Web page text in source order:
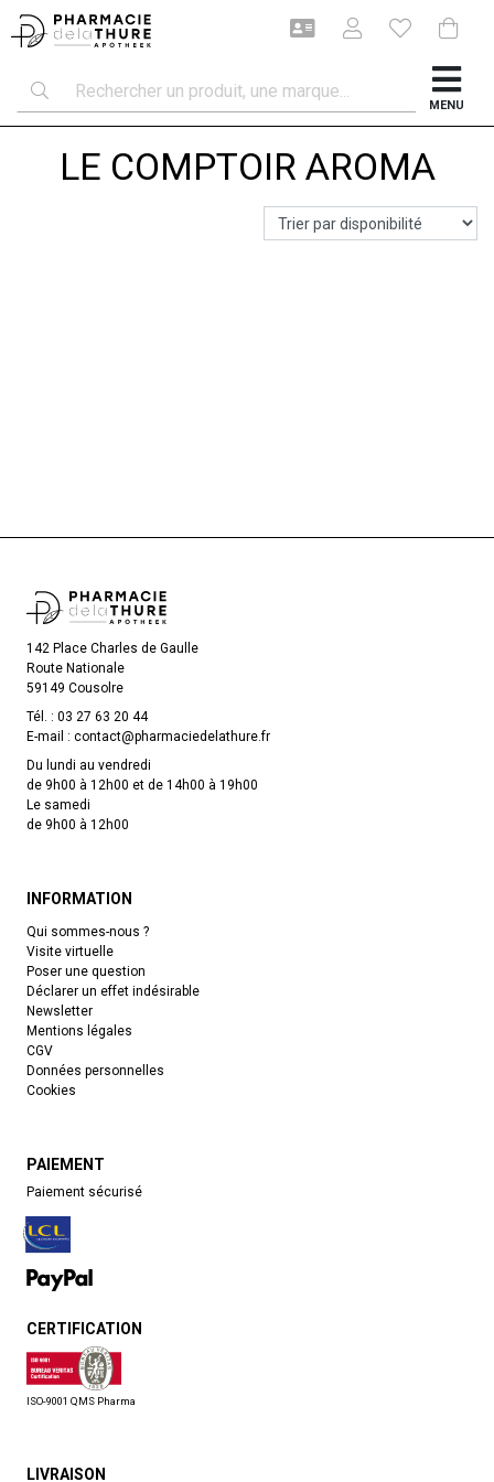
MENU
LE COMPTOIR AROMA
142 Place Charles de Gaulle
Route Nationale
59149 Cousolre
Tél. : 03 27 63 20 44
E-mail : contact@pharmaciedelathure.fr
Du lundi au vendredi
de 9h00 à 12h00 et de 14h00 à 19h00
Le samedi
de 9h00 à 12h00
INFORMATION
Qui sommes-nous ?
Visite virtuelle
Poser une question
Déclarer un effet indésirable
Newsletter
Mentions légales
CGV
Données personnelles
Cookies
PAIEMENT
Paiement sécurisé
CERTIFICATION
ISO-9001 QMS Pharma
LIVRAISON